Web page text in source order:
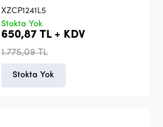
XZCP1241L5
Stokta Yok
650,87 TL + KDV
1.775,09 TL
Stokta Yok